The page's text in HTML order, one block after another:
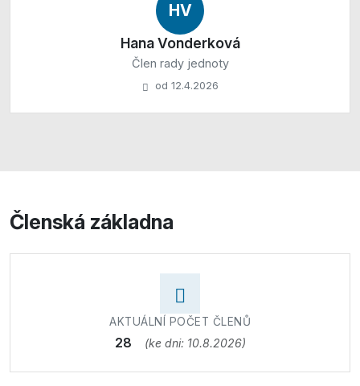
HV
Hana Vonderková
Člen rady jednoty
od 12.4.2026
Členská základna
AKTUÁLNÍ POČET ČLENŮ
28 (ke dni: 10.8.2026)